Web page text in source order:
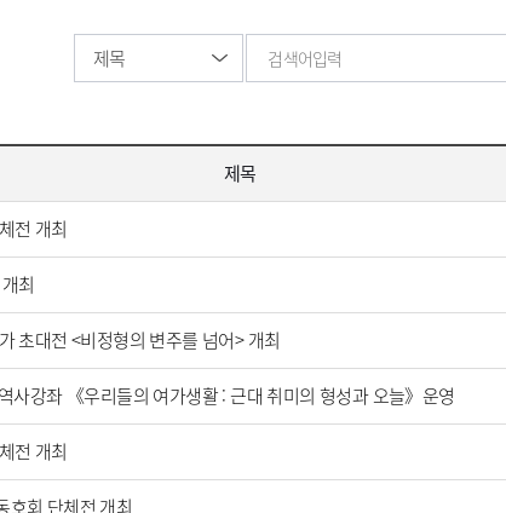
제목
전 개최
최
초대전 <비정형의 변주를 넘어> 개최
사강좌 《우리들의 여가생활 : 근대 취미의 형성과 오늘》운영
전 개최
호회 단체전 개최